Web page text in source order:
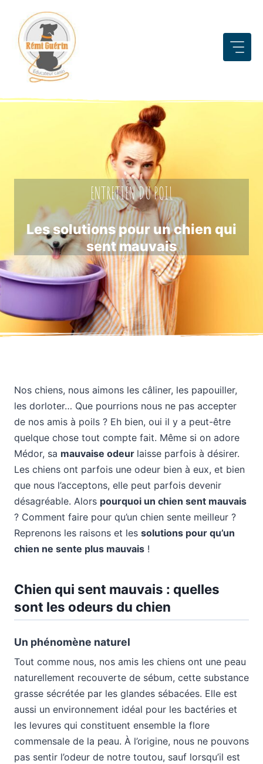
contenu
ENTRETIEN DU POIL
Les solutions pour un chien qui
sent mauvais
Nos chiens, nous aimons les câliner, les papouiller,
les dorloter… Que pourrions nous ne pas accepter
de nos amis à poils ? Eh bien, oui il y a peut-être
quelque chose tout compte fait. Même si on adore
Médor, sa mauvaise odeur laisse parfois à désirer.
Les chiens ont parfois une odeur bien à eux, et bien
que nous l’acceptons, elle peut parfois devenir
désagréable. Alors pourquoi un chien sent mauvais
? Comment faire pour qu’un chien sente meilleur ?
Reprenons les raisons et les solutions pour qu’un
chien ne sente plus mauvais !
Chien qui sent mauvais : quelles
sont les odeurs du chien
Un phénomène naturel
Tout comme nous, nos amis les chiens ont une peau
naturellement recouverte de sébum, cette substance
grasse sécrétée par les glandes sébacées. Elle est
aussi un environnement idéal pour les bactéries et
les levures qui constituent ensemble la flore
commensale de la peau. À l’origine, nous ne pouvons
pas sentir l’odeur de notre toutou, sauf lorsqu’il est